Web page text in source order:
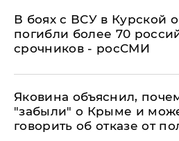
В боях с ВСУ в Курской
погибли более 70
срочников - росСМИ
Яковина объяснил,
"забыли" о Крыме и
говорить об отказе от